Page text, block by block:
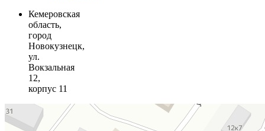
Кемеровская
область,
город
Новокузнецк,
ул.
Вокзальная
12,
корпус 11